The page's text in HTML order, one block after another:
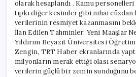
olarak hesaplandı . Kamu
tıpkı diğer kesimler gibi nihai cüzdan
verilerinin resmiyet kazanmasını
İlan Edilen Tahminler: Yeni Maaşlar
Yıldırım Beyazıt Üniversitesi
Zengin, TRT Haber ekranlarında
milyonların merak ettiği olası
verilerin güçlü bir zemin sunduğunu